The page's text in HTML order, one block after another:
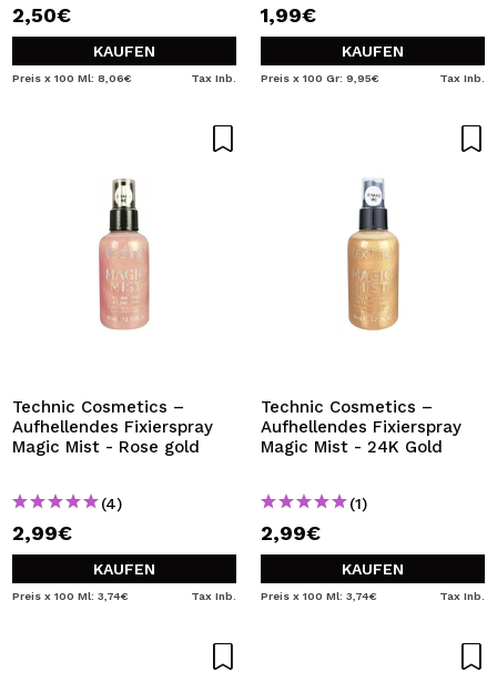
2,50€
KAUFEN
Preis x 100 Ml: 8,06€ Tax Inb.
1,99€
KAUFEN
Preis x 100 Gr: 9,95€ Tax Inb.
Technic Cosmetics –
Aufhellendes Fixierspray
Magic Mist - Rose gold
(4)
2,99€
KAUFEN
Preis x 100 Ml: 3,74€ Tax Inb.
Technic Cosmetics –
Aufhellendes Fixierspray
Magic Mist - 24K Gold
(1)
2,99€
KAUFEN
Preis x 100 Ml: 3,74€ Tax Inb.